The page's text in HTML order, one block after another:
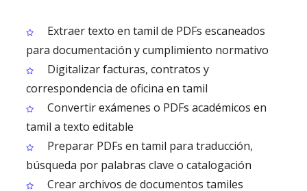
Extraer texto en tamil de PDFs escaneados
para documentación y cumplimiento normativo
Digitalizar facturas, contratos y
correspondencia de oficina en tamil
Convertir exámenes o PDFs académicos en
tamil a texto editable
Preparar PDFs en tamil para traducción,
búsqueda por palabras clave o catalogación
Crear archivos de documentos tamiles